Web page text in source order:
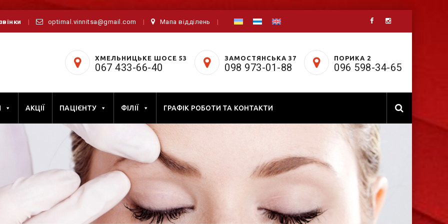
optimal.vinnitsa@gmail.com Мапа відділень
ХМЕЛЬНИЦЬКЕ ШОСЕ 53
067 433-66-40
ЗАМОСТЯНСЬКА 37
098 973-01-88
ПОРИКА 2
096 598-34-65
АКЦІЇ ПАЦІЄНТУ ФІЛІЇ ГРАФІК РОБОТИ ТА КОНТАКТИ